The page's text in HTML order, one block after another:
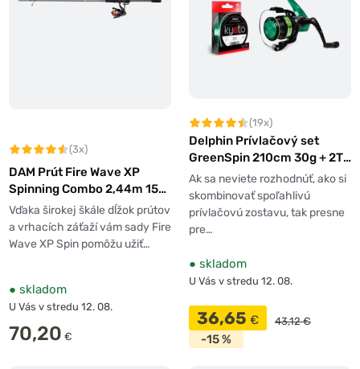
(3x)
DAM Prút Fire Wave XP
Spinning Combo 2,44m 15-
40g + Navijak 3000 + Šnúra
Vďaka širokej škále dĺžok prútov
a vrhacích záťaží vám sady Fire
Wave XP Spin pomôžu užiť…
● skladom
U Vás v stredu 12. 08.
70,20 €
(19x)
Delphin Prívlačový set
GreenSpin 210cm 30g + 2T
+ 0,234mm
Ak sa neviete rozhodnúť, ako si
skombinovať spoľahlivú
prívlačovú zostavu, tak presne
pre…
● skladom
U Vás v stredu 12. 08.
36,65 € 43,12 €
-15 %